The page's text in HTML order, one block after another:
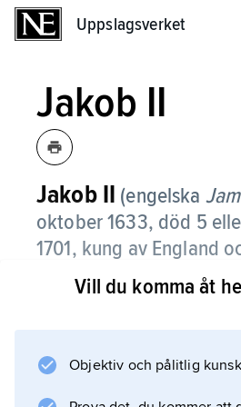
Uppslagsverket
Jakob II
Jakob II (engelska
oktober 1633, död 5
1701, kung av England
) Skottland
Karl II
Vill du komma åt
Objektiv och pålitlig